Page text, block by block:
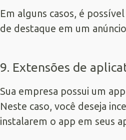
Em alguns casos, é
de destaque em um
9. Extensões de
Sua empresa possui um
Neste caso, você deseja
instalarem o app em seus